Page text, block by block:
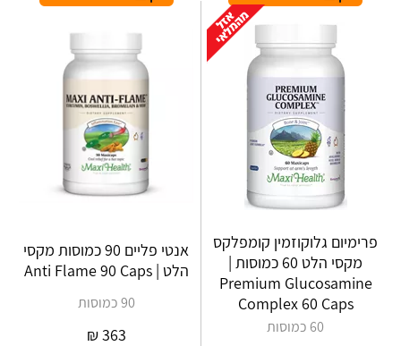
פרימיום גלוקוזמין קומפלקס
מקסי הלט 60 כמוסות |
Premium Glucosamine
Complex 60 Caps
60 כמוסות
אנטי פליים 90 כמוסות מקסי
הלט | Anti Flame 90 Caps
90 כמוסות
363
₪